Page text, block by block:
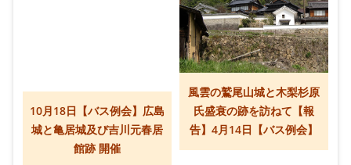
風雲の鷲尾山城と木梨杉原
氏盛衰の跡を訪ねて【報
告】4月14日【バス例会】
10月18日【バス例会】広島
城と亀居城及び吉川元春居
館跡 開催